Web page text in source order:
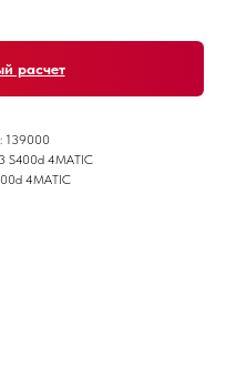
расчет
139000
S400d 4MATIC
4MATIC